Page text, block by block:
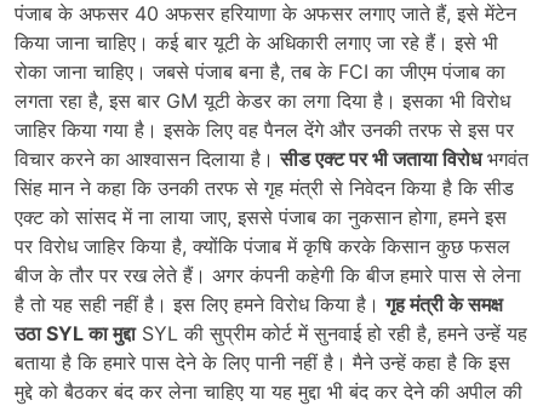
पंजाब के अफसर 40 अफसर हरियाणा के अफसर लगाए जाते हैं, इसे मेंटेन
किया जाना चाहिए। कई बार यूटी के अधिकारी लगाए जा रहे हैं। इसे भी
रोका जाना चाहिए। जबसे पंजाब बना है, तब के FCI का जीएम पंजाब का
लगता रहा है, इस बार GM यूटी केडर का लगा दिया है। इसका भी विरोध
जाहिर किया गया है। इसके लिए वह पैनल देंगे और उनकी तरफ से इस पर
विचार करने का आश्वासन दिलाया है।सीड एक्ट पर भी जताया विरोधभगवंत
सिंह मान ने कहा कि उनकी तरफ से गृह मंत्री से निवेदन किया है कि सीड
एक्ट को सांसद में ना लाया जाए, इससे पंजाब का नुकसान होगा, हमने इस
पर विरोध जाहिर किया है, क्योंकि पंजाब में कृषि करके किसान कुछ फसल
बीज के तौर पर रख लेते हैं। अगर कंपनी कहेगी कि बीज हमारे पास से लेना
है तो यह सही नहीं है। इस लिए हमने विरोध किया है।गृह मंत्री के समक्ष
उठा SYL का मुद्दाSYL की सुप्रीम कोर्ट में सुनवाई हो रही है, हमने उन्हें यह
बताया है कि हमारे पास देने के लिए पानी नहीं है। मैने उन्हें कहा है कि इस
मुद्दे को बैठकर बंद कर लेना चाहिए या यह मुद्दा भी बंद कर देने की अपील की